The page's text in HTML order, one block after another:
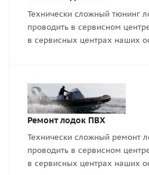
Технически сложный тюнинг
проводить в сервисном
в сервисных центрах наших
Ремонт лодок ПВХ
Технически сложный ремонт
проводить в сервисном
в сервисных центрах наших